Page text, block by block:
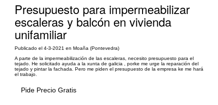
Presupuesto para impermeabilizar
escaleras y balcón en vivienda
unifamiliar
Publicado el 4-3-2021 en Moaña (Pontevedra)
A parte de la impermeabilización de las escaleras, necesito presupuesto para el
tejado. He solicitado ayuda a la xunta de galicia , porke me urge la reparación del
tejado y pintar la fachada. Pero me piden el presupuesto de la empresa ke me hará
el trabajo.
Pide Precio Gratis